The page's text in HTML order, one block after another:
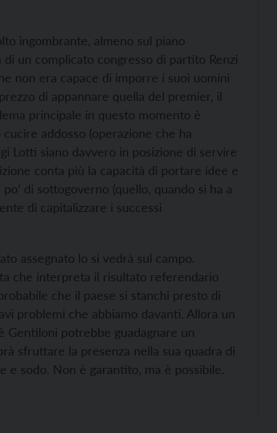
ingombrante, almeno sul piano
di un complicato congresso di partito Renzi
non era capace di imporre i suoi uomini
di appannare quella del premier, il
principale in questo momento è
addosso (operazione che ha
Lotti siano davvero in posizione di servire
conta più la capacità di portare idee e
di sottogoverno (quello, quando si ha a
di capitalizzare i successi
assegnato lo si vedrà sul campo.
che interpreta il risultato referendario
che il paese si stanchi presto di
problemi che abbiamo davanti. Allora un
Gentiloni potrebbe guadagnare un
sfruttare la presenza nella sua quadra di
e sodo. Non è garantito, ma è possibile.